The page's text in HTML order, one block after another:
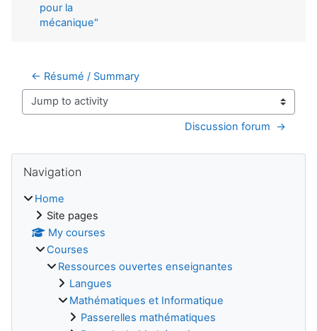
pour la
mécanique"
← Résumé / Summary
Jump to activity
Discussion forum  →
Blocks
Navigation
Home
Site pages
My courses
Courses
Ressources ouvertes enseignantes
Langues
Mathématiques et Informatique
Passerelles mathématiques